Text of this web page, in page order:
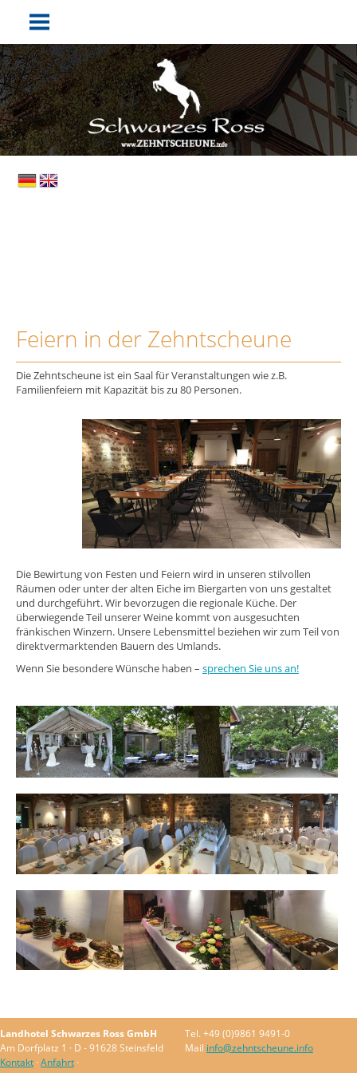
Feiern in der Zehntscheune
Die Zehntscheune ist ein Saal für Veranstaltungen wie z.B.
Familienfeiern mit Kapazität bis zu 80 Personen.
Die Bewirtung von Festen und Feiern wird in unseren stilvollen
Räumen oder unter der alten Eiche im Biergarten von uns gestaltet
und durchgeführt. Wir bevorzugen die regionale Küche. Der
überwiegende Teil unserer Weine kommt von ausgesuchten
fränkischen Winzern. Unsere Lebensmittel beziehen wir zum Teil von
direktvermarktenden Bauern des Umlands.
Wenn Sie besondere Wünsche haben – sprechen Sie uns an!
Landhotel Schwarzes Ross GmbH
Am Dorfplatz 1 · D - 91628 Steinsfeld
Kontakt ·Anfahrt ·
Tel. +49 (0)9861 9491-0
Mail info@zehntscheune.info